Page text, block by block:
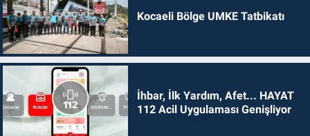
Kocaeli Bölge UMKE Tatbikatı
İhbar, İlk Yardım, Afet... HAYAT
112 Acil Uygulaması Genişliyor